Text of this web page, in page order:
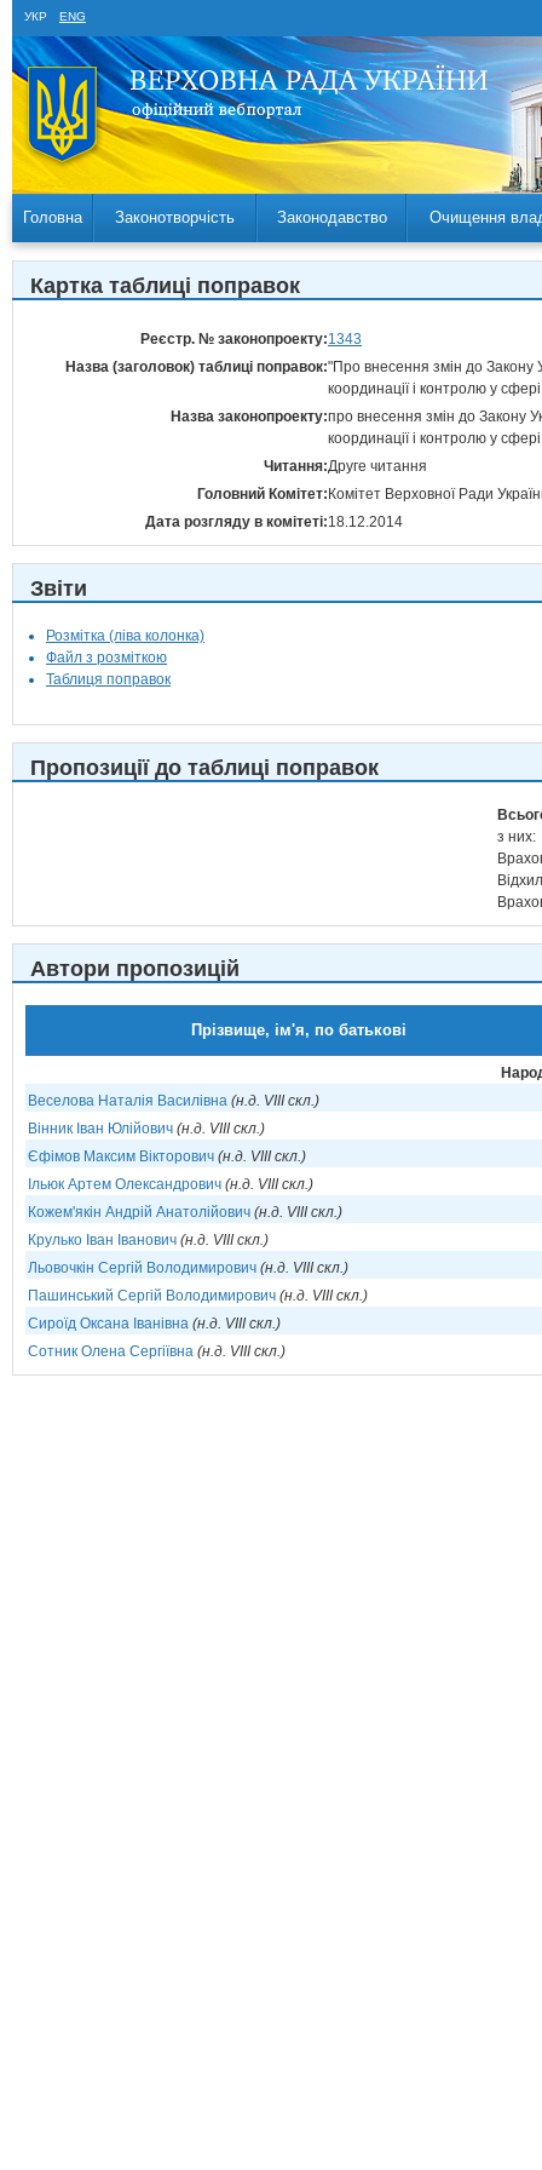
УКР ENG
Головна Законотворчість Законодавство Очищення
Картка таблиці поправок
Реєстр. № законопроекту:1343
Назва (заголовок) таблиці поправок:"Про внесення змін до Закону
координації і контролю у
Назва законопроекту:про внесення змін до Закону
координації і контролю у
Читання:Друге читання
Головний Комітет: Комітет Верховної Ради
Дата розгляду в комітеті:18.12.2014
Звіти
Розмітка (ліва колонка)
Файл з розміткою
Таблиця поправок
Пропозиції до таблиці поправок
з них:
Автори пропозицій
Прізвище, ім'я, по батькові
Веселова Наталія Василівна (н.д. VIII скл.)
Вінник Іван Юлійович (н.д. VIII скл.)
Єфімов Максим Вікторович (н.д. VIII скл.)
Ільюк Артем Олександрович (н.д. VIII скл.)
Кожем'якін Андрій Анатолійович (н.д. VIII скл.)
Крулько Іван Іванович (н.д. VIII скл.)
Льовочкін Сергій Володимирович (н.д. VIII скл.)
Пашинський Сергій Володимирович (н.д. VIII скл.)
Сироїд Оксана Іванівна (н.д. VIII скл.)
Сотник Олена Сергіївна (н.д. VIII скл.)